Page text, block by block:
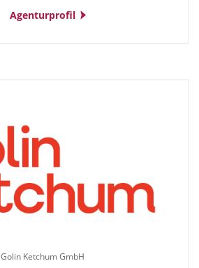
Agenturprofil
Golin Ketchum GmbH